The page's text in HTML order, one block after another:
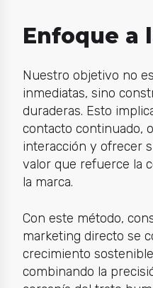
Enfoque a
Nuestro objetivo no
inmediatas, sino
duraderas. Esto
contacto continuado,
interacción y ofrecer
valor que refuerce la
la marca.
Con este método,
marketing directo se
crecimiento
combinando la